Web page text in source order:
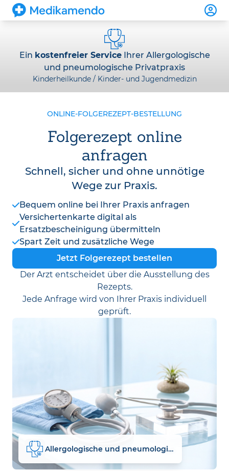
Ein kostenfreier ServiceIhrer Allergologische
und pneumologische Privatpraxis
Kinderheilkunde / Kinder- und Jugendmedizin
ONLINE-FOLGEREZEPT-BESTELLUNG
Folgerezept online
anfragen
Schnell, sicher und ohne unnötige
Wege zur Praxis.
Bequem online bei Ihrer Praxis anfragen
Versichertenkarte digital als
Ersatzbescheinigung übermitteln
Spart Zeit und zusätzliche Wege
Jetzt Folgerezept bestellen
Der Arzt entscheidet über die Ausstellung des
Rezepts.
Jede Anfrage wird von Ihrer Praxis individuell
geprüft.
Allergologische und pneumologische Privatpraxis